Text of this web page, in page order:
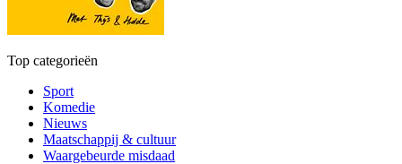
Top categorieën
Sport
Komedie
Nieuws
Maatschappij & cultuur
Waargebeurde misdaad